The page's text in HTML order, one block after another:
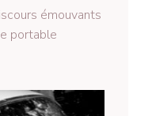
émouvants
portable